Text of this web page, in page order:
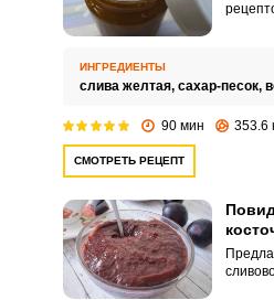
ИНГРЕДИЕНТЫ
слива желтая, сахар-песок,
90 мин 353.6
СМОТРЕТЬ РЕЦЕПТ